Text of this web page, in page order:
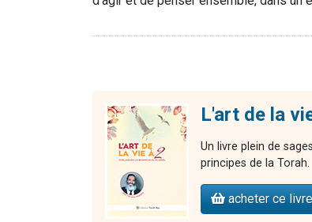
L'art de la
Un livre plein de
principes de la Torah.
acheter ce livre